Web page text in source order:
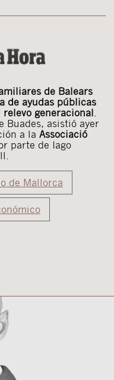
de Balears
de ayudas públicas
generacional.
Buades, asistió ayer
a la Associació
parte de Iago
de Mallorca